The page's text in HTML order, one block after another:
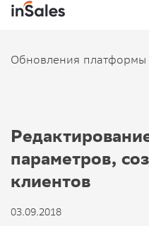
Обновления платформы
параметров,
клиентов
03.09.2018